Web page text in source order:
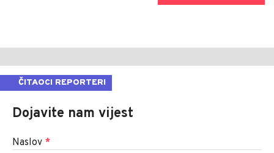
ČITAOCI REPORTERI
Dojavite nam vijest
Naslov *